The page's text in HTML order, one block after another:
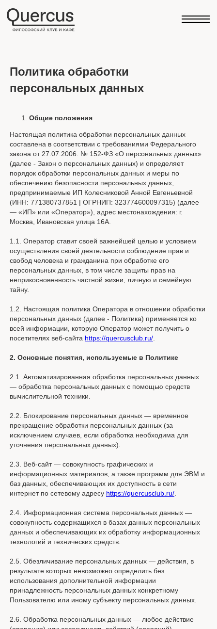
Политика обработки
персональных данных
Общие положения
Настоящая политика обработки персональных данных
составлена в соответствии с требованиями Федерального
закона от 27.07.2006. № 152-ФЗ «О персональных данных»
(далее - Закон о персональных данных) и определяет
порядок обработки персональных данных и меры по
обеспечению безопасности персональных данных,
предпринимаемые ИП Колесниковой Анной Евгеньевной
(ИНН: 771380737851 | ОГРНИП: 323774600097315) (далее
— «ИП» или «Оператор»), адрес местонахождения: г.
Москва, Ивановская улица 16А.
1.1. Оператор ставит своей важнейшей целью и условием
осуществления своей деятельности соблюдение прав и
свобод человека и гражданина при обработке его
персональных данных, в том числе защиты прав на
неприкосновенность частной жизни, личную и семейную
тайну.
1.2. Настоящая политика Оператора в отношении обработки
персональных данных (далее - Политика) применяется ко
всей информации, которую Оператор может получить о
посетителях веб-сайта https://quercusclub.ru/
2. Основные понятия, используемые в Политике
2.1. Автоматизированная обработка персональных данных
— обработка персональных данных с помощью средств
вычислительной техники.
2.2. Блокирование персональных данных — временное
прекращение обработки персональных данных (за
исключением случаев, если обработка необходима для
уточнения персональных данных).
2.3. Веб-сайт — совокупность графических и
информационных материалов, а также программ для ЭВМ и
баз данных, обеспечивающих их доступность в сети
интернет по сетевому адресу https://quercusclub.ru/
2.4. Информационная система персональных данных —
совокупность содержащихся в базах данных персональных
данных и обеспечивающих их обработку информационных
технологий и технических средств.
2.5. Обезличивание персональных данных — действия, в
результате которых невозможно определить без
использования дополнительной информации
принадлежность персональных данных конкретному
Пользователю или иному субъекту персональных данных.
2.6. Обработка персональных данных — любое действие